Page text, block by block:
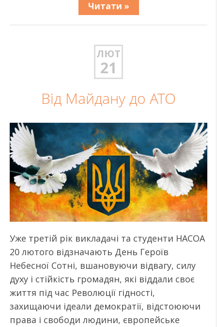
Читати »
ЛЮТ
21
Від Майдану до АТО
Уже третій рік викладачі та студенти НАСОА
20 лютого відзначають День Героїв
Небесної Сотні, вшановуючи відвагу, силу
духу і стійкість громадян, які віддали своє
життя під час Революції гідності,
захищаючи ідеали демократії, відстоюючи
права і свободи людини, європейське